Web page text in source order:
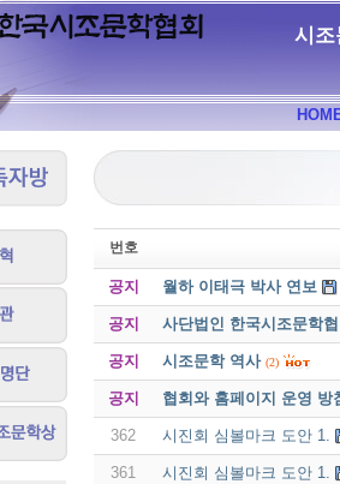
시조
번호
공지 월하 이태극 박사 연보
공지 사단법인 한국시조문학
공지 시조문학 역사 (2)
공지 협회와 홈페이지 운영 방
362 시진회 심볼마크 도안 1.
361 시진회 심볼마크 도안 1.